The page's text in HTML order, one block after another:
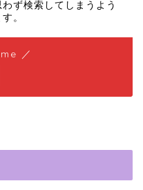
ず検索してしまうよう
。
／